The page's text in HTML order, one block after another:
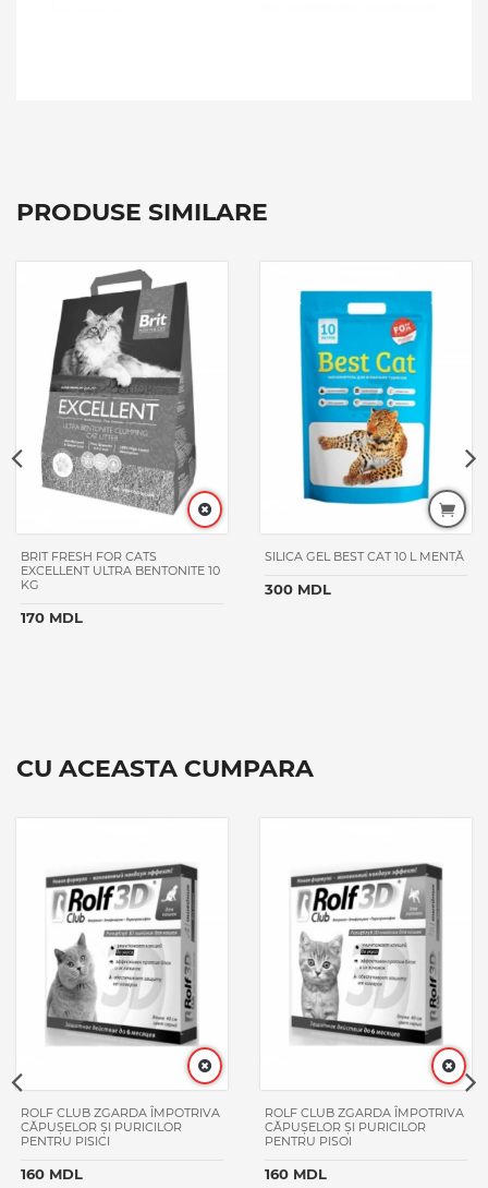
PRODUSE SIMILARE
BRIT FRESH FOR CATS
EXCELLENT ULTRA BENTONITE 10
KG
170 MDL
SILICA GEL BEST CAT 10 L MENTĂ
300 MDL
CU ACEASTA CUMPARA
ROLF CLUB ZGARDA ÎMPOTRIVA
CĂPUȘELOR ȘI PURICILOR
PENTRU PISICI
160 MDL
ROLF CLUB ZGARDA ÎMPOTRIVA
CĂPUȘELOR ȘI PURICILOR
PENTRU PISOI
160 MDL